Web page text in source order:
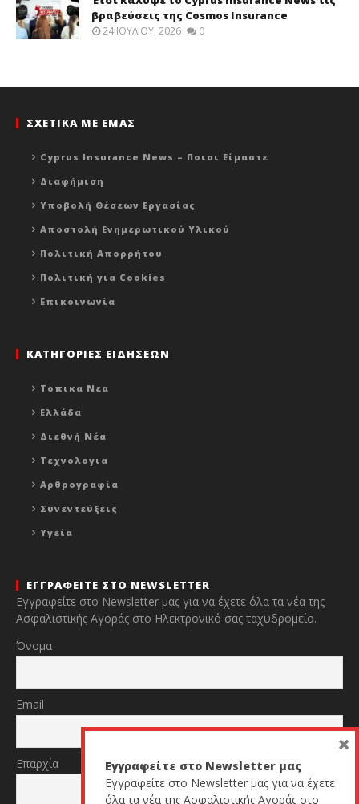
βραβεύσεις της Cosmos Insurance
24 ΙΟΥΛΊΟΥ, 2026 0
ΣΧΕΤΙΚΑ ΜΕ ΕΜΑΣ
Cyprus Insurance News – Ποιοι Είμαστε
Διαφήμιση
Υποβολή Θέσεων Εργασίας
Αποστολή Ενημερωτικού Υλικού
Πολιτική Απορρήτου
Πολιτική για Cookies
Επικοινωνία
ΚΑΤΗΓΟΡΙΕΣ ΕΙΔΗΣΕΩΝ
Τοπικα Νεα
Ελλάδα
Διεθνή Νέα
Τεχνολογια
Αρθρογραφία
Συνεντεύξεις
Υγεία
ΕΓΓΡΑΦΕΙΤΕ ΣΤΟ NEWSLETTER
Εγγραφείτε στο Newsletter μας για να έχετε όλα τα νέα της
Ασφαλιστικής Αγοράς στο Ηλεκτρονικό σας ταχυδρομείο.
Όνομα
Email
Επαρχία
Εγγραφείτε στο Newsletter μας
Εγγραφείτε στο Newsletter μας για να έχετε
όλα τα νέα της Ασφαλιστικής Αγοράς στο
×